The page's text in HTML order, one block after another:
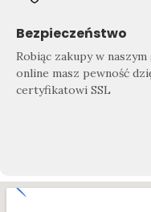
Bezpieczeństwo
Robiąc zakupy w
online masz pewność
certyfikatowi SSL